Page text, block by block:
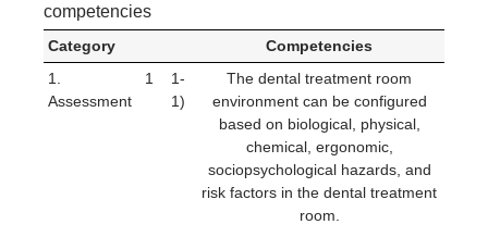
competencies
Category
Competencies
1.
Assessment
1
1-
1)
The dental treatment room
environment can be configured
based on biological, physical,
chemical, ergonomic,
sociopsychological hazards, and
risk factors in the dental treatment
room.